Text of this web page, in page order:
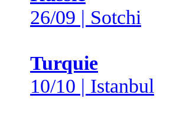
26/09 | Sotchi
Turquie
10/10 | Istanbul